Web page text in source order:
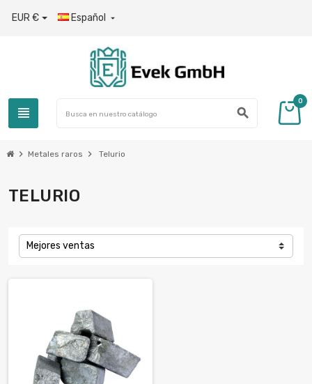
EUR € Español 
view_headline search
0
chevron_right Metales raros chevron_right Telurio
TELURIO
Mejores ventas